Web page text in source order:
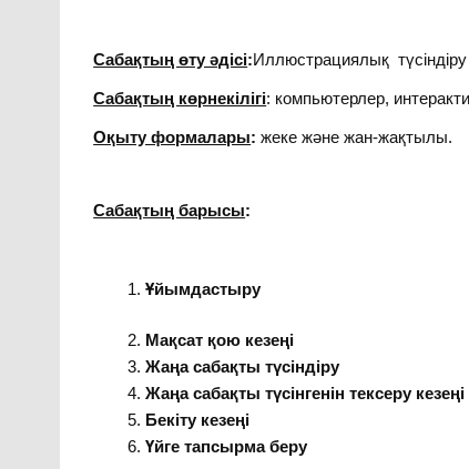
Сабақтың өту әдісі:Иллюстрациялық түсіндіру
Сабақтың көрнекілігі: компьютерлер,
Оқыту формалары:жеке және жан-жақтылы.
Сабақтың барысы:
Ұйымдастыру
Мақсат қою кезеңі
Жаңа сабақты түсіндіру
Жаңа сабақты түсінгенін тексеру кезеңі
Бекіту кезеңі
Үйге тапсырма беру